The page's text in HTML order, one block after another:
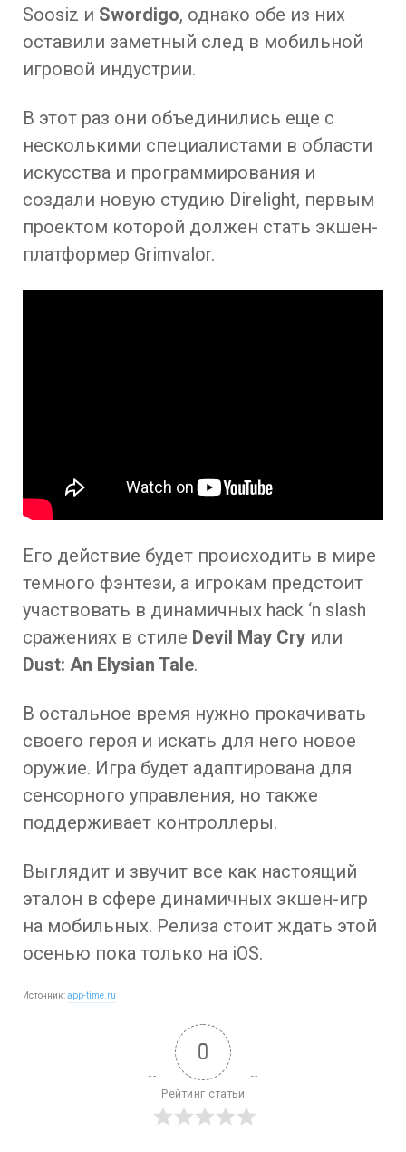
Soosiz и Swordigo, однако обе из них
оставили заметный след в мобильной
игровой индустрии.
В этот раз они объединились еще с
несколькими специалистами в области
искусства и программирования и
создали новую студию Direlight, первым
проектом которой должен стать экшен-
платформер Grimvalor.
Его действие будет происходить в мире
темного фэнтези, а игрокам предстоит
участвовать в динамичных hack ‘n slash
сражениях в стиле Devil May Cry или
Dust: An Elysian Tale.
В остальное время нужно прокачивать
своего героя и искать для него новое
оружие. Игра будет адаптирована для
сенсорного управления, но также
поддерживает контроллеры.
Выглядит и звучит все как настоящий
эталон в сфере динамичных экшен-игр
на мобильных. Релиза стоит ждать этой
осенью пока только на iOS.
Источник:app-time.ru
0
Рейтинг статьи